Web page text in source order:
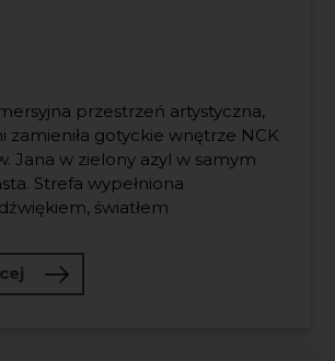
przestrzeń artystyczna,
zamieniła gotyckie wnętrze NCK
Jana w zielony azyl w samym
Strefa wypełniona
światłem
o LeŚnia